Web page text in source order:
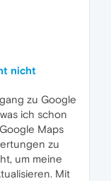
nicht
zu Google
ich schon
Maps
zu
um meine
Mit